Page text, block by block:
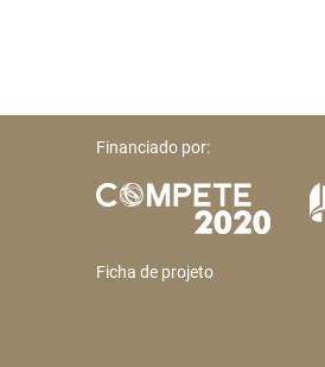
Financiado por:
Ficha de projeto